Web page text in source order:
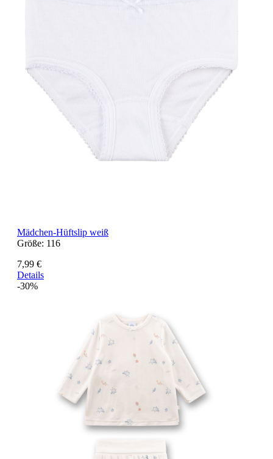
Mädchen-Hüftslip weiß
Größe: 116
7,99 €
Details
-30%